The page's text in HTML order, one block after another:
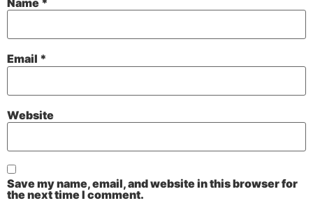
Email *
Website
Save my name, email, and website in this browser for
the next time I comment.